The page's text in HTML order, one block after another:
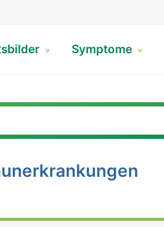
Symptome